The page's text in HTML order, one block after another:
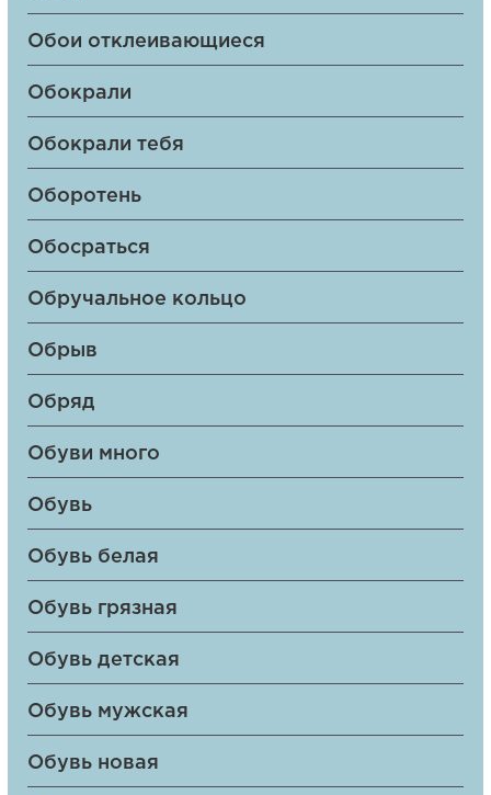
Обои отклеивающиеся
Обокрали
Обокрали тебя
Оборотень
Обосраться
Обручальное кольцо
Обрыв
Обряд
Обуви много
Обувь
Обувь белая
Обувь грязная
Обувь детская
Обувь мужская
Обувь новая